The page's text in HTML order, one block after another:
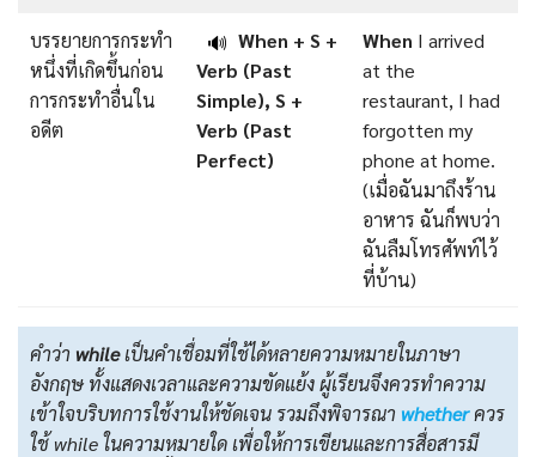
บรรยายการกระทำ
หนึ่งที่เกิดขึ้นก่อน
การกระทำอื่นใน
อดีต
🔊 When + S +
Verb (Past
Simple), S +
Verb (Past
Perfect)
When I arrived
at the
restaurant, I had
forgotten my
phone at home.
(เมื่อฉันมาถึงร้าน
อาหาร ฉันก็พบว่า
ฉันลืมโทรศัพท์ไว้
ที่บ้าน)
คำว่า whileเป็นคำเชื่อมที่ใช้ได้หลายความหมายในภาษา
อังกฤษ ทั้งแสดงเวลาและความขัดแย้ง ผู้เรียนจึงควรทำความ
เข้าใจบริบทการใช้งานให้ชัดเจน รวมถึงพิจารณา whetherควร
ใช้ while ในความหมายใด เพื่อให้การเขียนและการสื่อสารมี